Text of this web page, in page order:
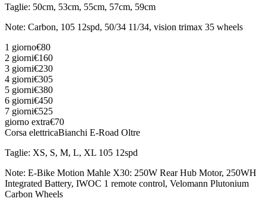
Taglie: 50cm, 53cm, 55cm, 57cm, 59cm
Note: Carbon, 105 12spd, 50/34 11/34, vision trimax 35 wheels
1 giorno€80
2 giorni€160
3 giorni€230
4 giorni€305
5 giorni€380
6 giorni€450
7 giorni€525
giorno extra€70
Corsa elettricaBianchi E-Road Oltre
Taglie: XS, S, M, L, XL 105 12spd
Note: E-Bike Motion Mahle X30: 250W Rear Hub Motor, 250WH
Integrated Battery, IWOC 1 remote control, Velomann Plutonium
Carbon Wheels